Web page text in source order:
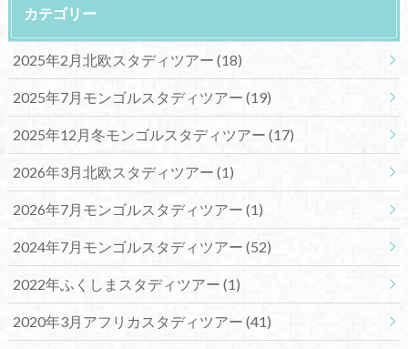
カテゴリー
2025年2月北欧スタディツアー (18)
2025年7月モンゴルスタディツアー (19)
2025年12月冬モンゴルスタディツアー (17)
2026年3月北欧スタディツアー (1)
2026年7月モンゴルスタディツアー (1)
2024年7月モンゴルスタディツアー (52)
2022年ふくしまスタディツアー (1)
2020年3月アフリカスタディツアー (41)